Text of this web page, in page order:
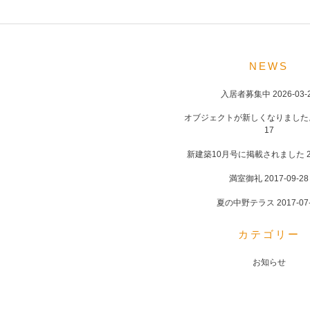
NEWS
入居者募集中 2026-03-
オブジェクトが新しくなりました
17
新建築10月号に掲載されました
満室御礼 2017-09-28
夏の中野テラス 2017-
カテゴリー
お知らせ